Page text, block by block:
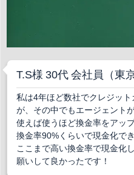
T.S様 30代 会社員（東京
私は4年ほど数社でクレジッ
が、その中でもエージェント
使えば使うほど換金率をアッ
換金率90%くらいで現金化で
ここまで高い換金率で現金化
願いして良かったです！